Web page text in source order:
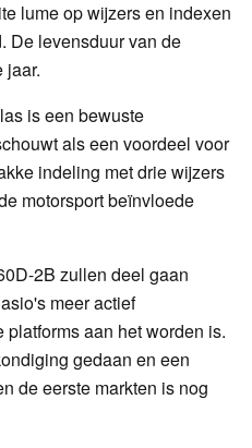
lume op wijzers en indexen
De levensduur van de
jaar.
is een bewuste
als een voordeel voor
indeling met drie wijzers
motorsport beïnvloede
2B zullen deel gaan
meer actief
aan het worden is.
gedaan en een
de eerste markten is nog